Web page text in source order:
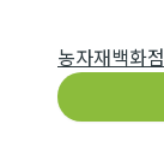
농자재백화점